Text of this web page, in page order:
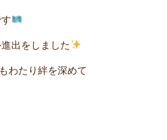
出をしました
わたり絆を深めて